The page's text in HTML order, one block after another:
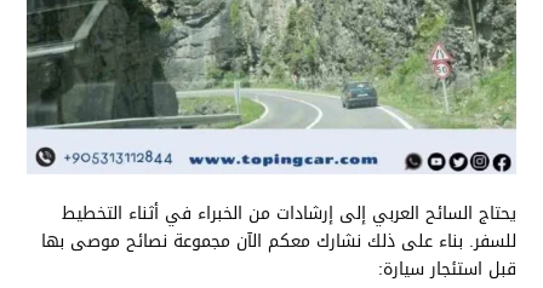
يحتاج السائح العربي إلى إرشادات من الخبراء في أثناء التخطيط
للسفر. بناء على ذلك نشارك معكم الآن مجموعة نصائح موصى بها
قبل استئجار سيارة: